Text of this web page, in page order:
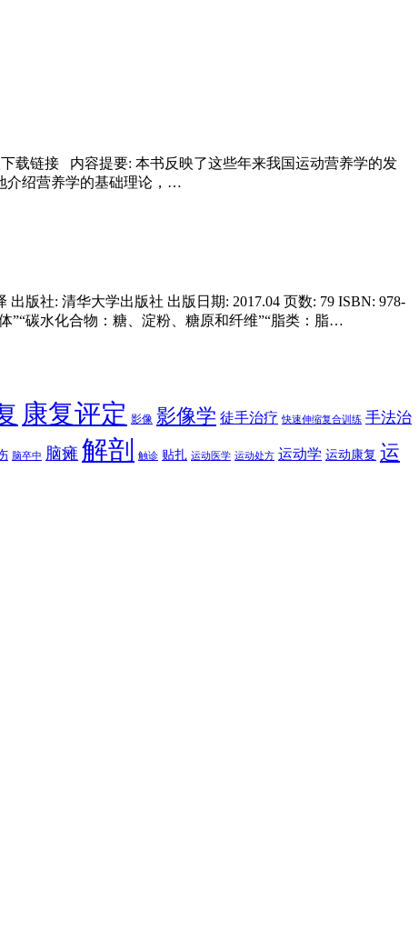
下载链接 内容提要: 本书反映了这些年来我国运动营养学的发
介绍营养学的基础理论，…
版社: 清华大学出版社 出版日期: 2017.04 页数: 79 ISBN: 978-
”“碳水化合物：糖、淀粉、糖原和纤维”“脂类：脂…
康复评定 影像 影像学 徒手治疗 快速伸缩复合训练 手法治
脑卒中 脑瘫 解剖 触诊 贴扎 运动医学 运动处方 运动学 运动康复 运